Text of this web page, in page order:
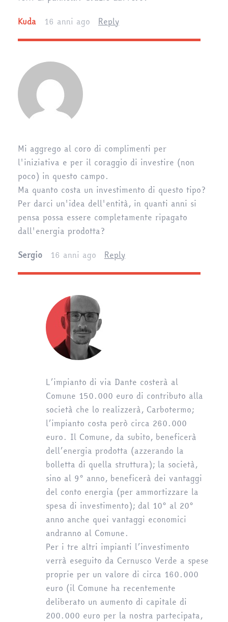
Kuda
16 anni ago Reply
Mi aggrego al coro di complimenti per
l'iniziativa e per il coraggio di investire (non
poco) in questo campo.
Ma quanto costa un investimento di questo tipo?
Per darci un'idea dell'entità, in quanti anni si
pensa possa essere completamente ripagato
dall'energia prodotta?
Sergio
16 anni ago Reply
L’impianto di via Dante costerà al
Comune 150.000 euro di contributo alla
società che lo realizzerà, Carbotermo;
l’impianto costa però circa 260.000
euro. Il Comune, da subito, beneficerà
dell’energia prodotta (azzerando la
bolletta di quella struttura); la società,
sino al 9° anno, beneficerà dei vantaggi
del conto energia (per ammortizzare la
spesa di investimento); dal 10° al 20°
anno anche quei vantaggi economici
andranno al Comune.
Per i tre altri impianti l’investimento
verrà eseguito da Cernusco Verde a spese
proprie per un valore di circa 160.000
euro (il Comune ha recentemente
deliberato un aumento di capitale di
200.000 euro per la nostra partecipata,